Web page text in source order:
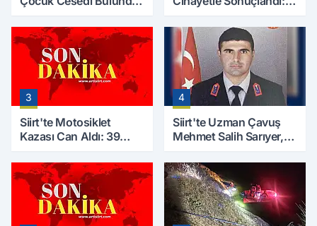
Çalışmaları Başlıyor
Kaybetti
3
Siirt'te Motosiklet
Kazası Can Aldı: 39
Hayatını Kaybetti
4
Siirt'te Uzman Çavuş
Mehmet Salih Sarıyer,